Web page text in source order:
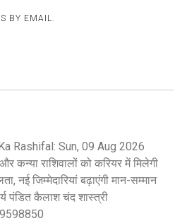
BY EMAIL.
Rashifal: Sun, 09 Aug 2026
कन्या राशिवालों को करियर में मिलेगी
नई जिम्मेदारियां बढ़ाएंगी मान-सम्मान
पंडित कैलाश चंद शास्त्री